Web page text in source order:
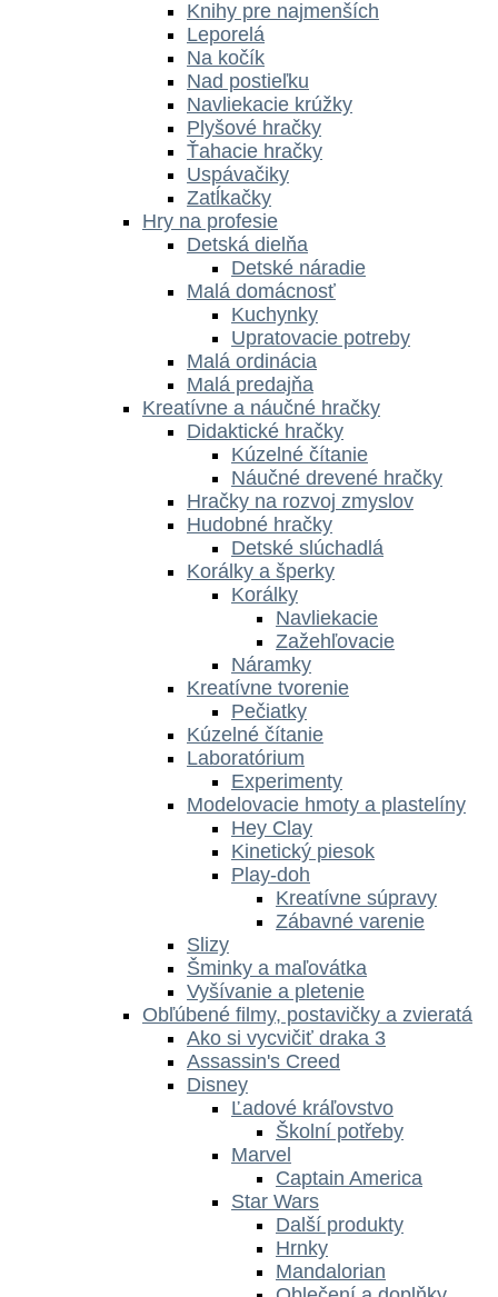
Knihy pre najmenších
Leporelá
Na kočík
Nad postieľku
Navliekacie krúžky
Plyšové hračky
Ťahacie hračky
Uspávačiky
Zatĺkačky
Hry na profesie
Detská dielňa
Detské náradie
Malá domácnosť
Kuchynky
Upratovacie potreby
Malá ordinácia
Malá predajňa
Kreatívne a náučné hračky
Didaktické hračky
Kúzelné čítanie
Náučné drevené hračky
Hračky na rozvoj zmyslov
Hudobné hračky
Detské slúchadlá
Korálky a šperky
Korálky
Navliekacie
Zažehľovacie
Náramky
Kreatívne tvorenie
Pečiatky
Kúzelné čítanie
Laboratórium
Experimenty
Modelovacie hmoty a plastelíny
Hey Clay
Kinetický piesok
Play-doh
Kreatívne súpravy
Zábavné varenie
Slizy
Šminky a maľovátka
Vyšívanie a pletenie
Obľúbené filmy, postavičky a zvieratá
Ako si vycvičiť draka 3
Assassin's Creed
Disney
Ľadové kráľovstvo
Školní potřeby
Marvel
Captain America
Star Wars
Další produkty
Hrnky
Mandalorian